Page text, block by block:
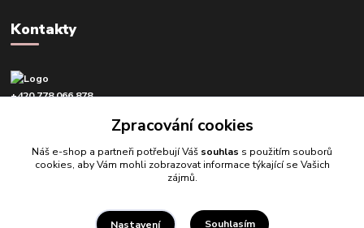
Kontakty
+420 778 066 878
Zpracování cookies
Náš e-shop a partneři potřebují Váš souhlas s použitím souborů
cookies, aby Vám mohli zobrazovat informace týkající se Vašich
zájmů.
Nastavení Souhlasím